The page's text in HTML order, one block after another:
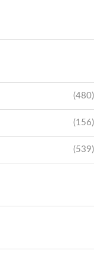
(480)
(156)
(539)